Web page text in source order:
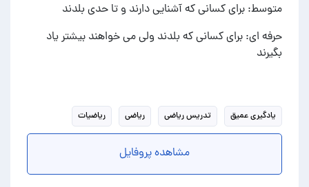
متوسط: برای کسانی که آشنایی دارند و تا حدی بلدند
حرفه ای: برای کسانی که بلدند ولی می خواهند بیشتر یاد
بگیرند
یادگیری عمیق تدریس ریاضی ریاضی ریاضیات
مشاهده پروفایل